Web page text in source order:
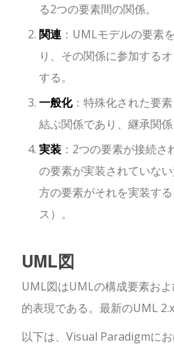
る2つの要素間の関係。
関連 ：UMLモデルの要素
り、その関係に参加する
する。
一般化：特殊化された要
結ぶ関係であり、継承関係
実装 ：2つの要素が接続
の要素が実装されていな
方の要素がそれを実装す
ス）。
UML図
UML図はUMLの構成要素お
的表現である。最新のUML
以下は、Visual Paradigmに